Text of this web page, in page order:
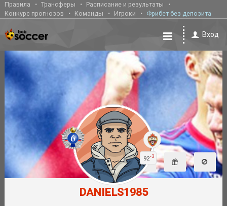
Правила Трансферы
Расписание и результаты
Конкурс прогнозов
Команды Игроки Фрибет без депозита
Вход
92-3
DANIELS1985